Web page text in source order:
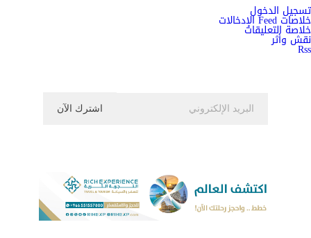
تسجيل الدخول
خلاصات Feed الإدخالات
خلاصة التعليقات
نقش وأثر
Rss